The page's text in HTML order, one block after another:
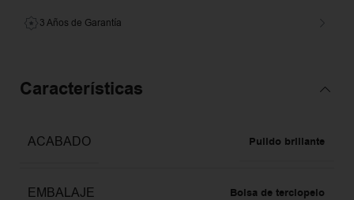
3 Años de Garantía
Características
ACABADO Pulido brillante
EMBALAJE Bolsa de terciopelo